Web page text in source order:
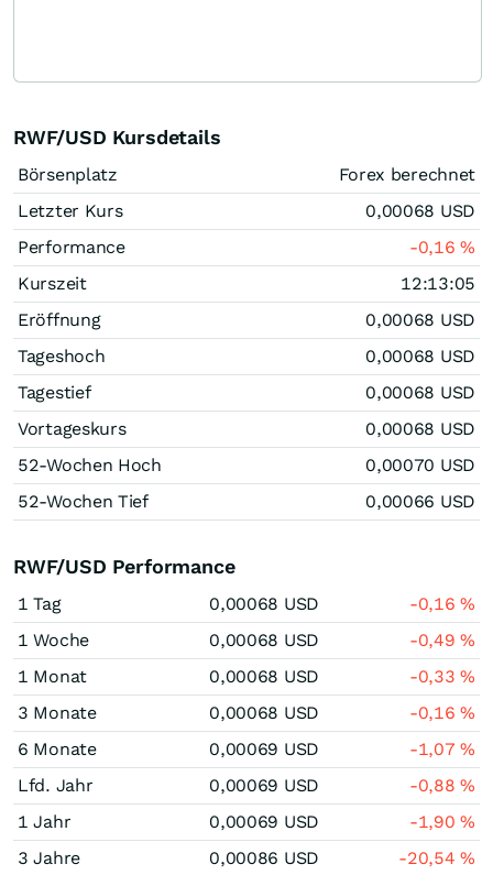
RWF/USD Kursdetails
Börsenplatz
Forex berechnet
Letzter Kurs
0,00068 USD
Performance
-0,16%
Kurszeit
12:13:05
Eröffnung
0,00068 USD
Tageshoch
0,00068 USD
Tagestief
0,00068 USD
Vortageskurs
0,00068 USD
52-Wochen Hoch
0,00070 USD
52-Wochen Tief
0,00066 USD
RWF/USD Performance
1 Tag 0,00068 USD -0,16%
1 Woche
0,00068 USD -0,49%
1 Monat
0,00068 USD -0,33%
3 Monate
0,00068 USD -0,16%
6 Monate
0,00069 USD -1,07%
Lfd. Jahr
0,00069 USD -0,88%
1 Jahr
0,00069 USD -1,90%
3 Jahre
0,00086 USD -20,54%